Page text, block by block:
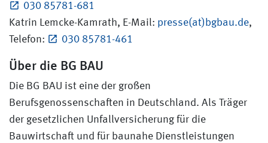
030 85781-681
Katrin Lemcke-Kamrath, E-Mail: presse(at)bgbau.de,
Telefon:
030 85781-461
Über die BG BAU
Die BG BAU ist eine der großen
Berufsgenossenschaften in Deutschland. Als Träger
der gesetzlichen Unfallversicherung für die
Bauwirtschaft und für baunahe Dienstleistungen